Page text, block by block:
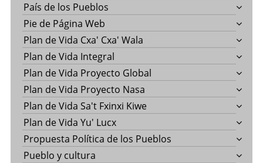
País de los Pueblos
Pie de Página Web
Plan de Vida Cxa' Cxa' Wala
Plan de Vida Integral
Plan de Vida Proyecto Global
Plan de Vida Proyecto Nasa
Plan de Vida Sa't Fxinxi Kiwe
Plan de Vida Yu' Lucx
Propuesta Política de los Pueblos
Pueblo y cultura